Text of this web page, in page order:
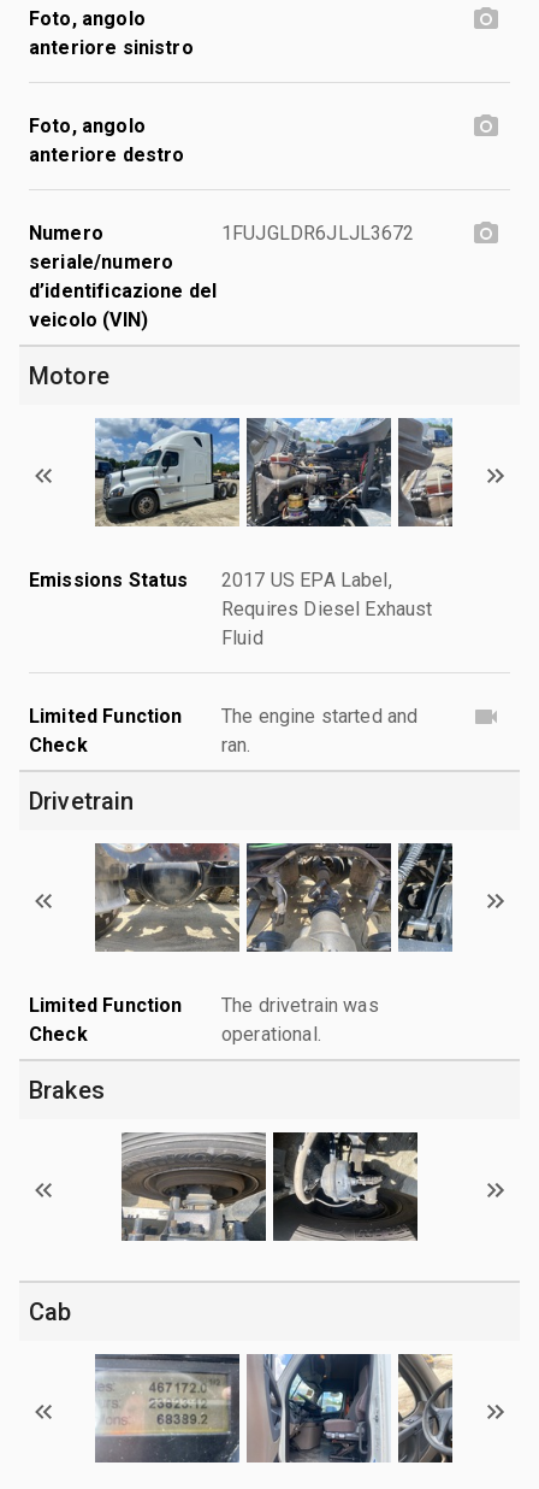
Foto, angolo
anteriore sinistro
Foto, angolo
anteriore destro
Numero
seriale/numero
d’identificazione del
veicolo (VIN)
1FUJGLDR6JLJL3672
Motore
Emissions Status
2017 US EPA Label,
Requires Diesel Exhaust
Fluid
Limited Function
Check
The engine started and
ran.
Drivetrain
Limited Function
Check
The drivetrain was
operational.
Brakes
Cab